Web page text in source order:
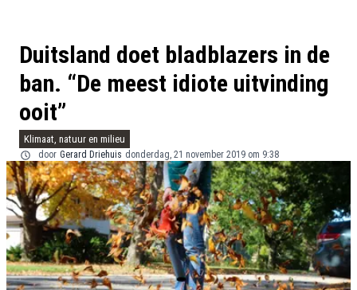
Duitsland doet bladblazers in de
ban. “De meest idiote uitvinding
ooit”
Klimaat, natuur en milieu
door Gerard Driehuis donderdag, 21 november 2019 om 9:38